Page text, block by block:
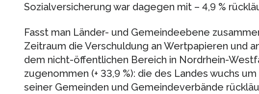
Sozialversicherung war dagegen mit – 4,9 %
Fasst man Länder- und Gemeindeebene
Zeitraum die Verschuldung an Wertpapieren und
dem nicht-öffentlichen Bereich in Nordrhein-
zugenommen (+ 33,9 %): die des Landes wuchs um
seiner Gemeinden und Gemeindeverbände